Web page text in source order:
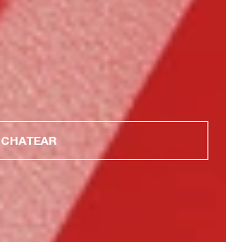
CHATEAR